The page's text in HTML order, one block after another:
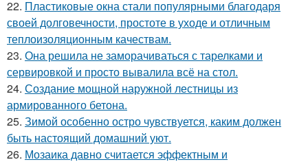
22. Пластиковые окна стали популярными благодаря
своей долговечности, простоте в уходе и отличным
теплоизоляционным качествам.
23. Она решила не заморачиваться с тарелками и
сервировкой и просто вывалила всё на стол.
24. Создание мощной наружной лестницы из
армированного бетона.
25. Зимой особенно остро чувствуется, каким должен
быть настоящий домашний уют.
26. Мозаика давно считается эффектным и